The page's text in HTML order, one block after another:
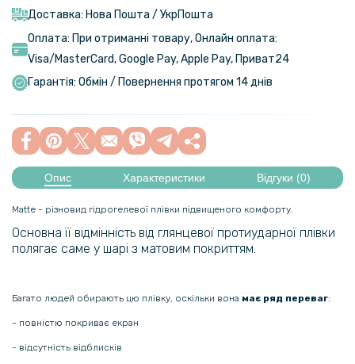
Доставка: Нова Пошта / УкрПошта
Оплата: При отриманні товару, Онлайн оплата:
Visa/MasterСard, Google Pay, Apple Pay, Приват24
Гарантія: Обмін / Повернення протягом 14 днів
Опис Характеристики Відгуки (0)
Matte - різновид гідрогелевої плівки підвищеного комфорту.
Основна її відмінність від глянцевої протиударної плівки
полягає саме у шарі з матовим покриттям.
Багато людей обирають цю плівку, оскільки вона має ряд переваг:
- повністю покриває екран
- відсутність відблисків